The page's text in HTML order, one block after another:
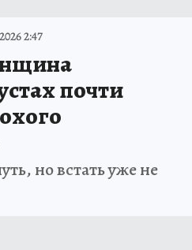
2:47
почти
но встать уже не